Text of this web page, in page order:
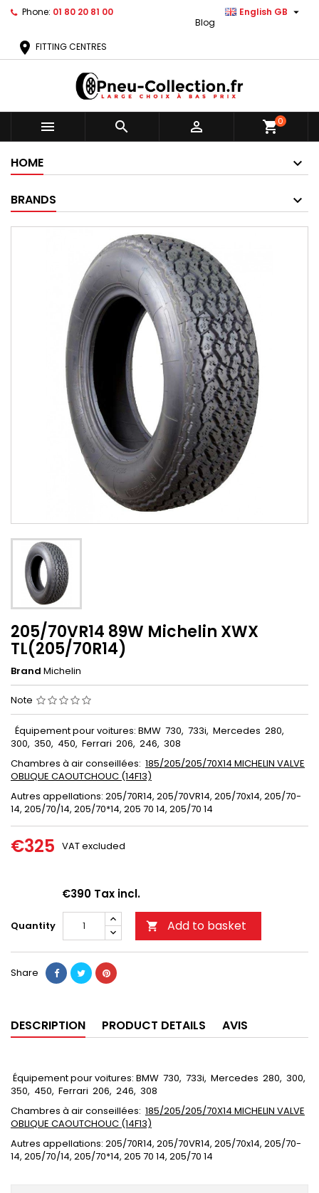
Phone: 01 80 20 81 00 English GB 
Blog
location_on FITTING CENTRES
   shopping_cart0
HOME
BRANDS
205/70VR14 89W Michelin XWX
TL(205/70R14)
Brand Michelin
Note
Équipement pour voitures: BMW 730, 733i, Mercedes 280,
300, 350, 450, Ferrari 206, 246, 308
Chambres à air conseillées: 185/205/205/70X14 MICHELIN VALVE
OBLIQUE CAOUTCHOUC (14F13)
Autres appellations: 205/70R14, 205/70VR14, 205/70x14, 205/70-
14, 205/70/14, 205/70*14, 205 70 14, 205/70 14
€325 VAT excluded
€390 Tax incl.
Quantity  Add to basket
Share
DESCRIPTION PRODUCT DETAILS AVIS
Équipement pour voitures: BMW 730, 733i, Mercedes 280, 300,
350, 450, Ferrari 206, 246, 308
Chambres à air conseillées: 185/205/205/70X14 MICHELIN VALVE
OBLIQUE CAOUTCHOUC (14F13)
Autres appellations: 205/70R14, 205/70VR14, 205/70x14, 205/70-
14, 205/70/14, 205/70*14, 205 70 14, 205/70 14